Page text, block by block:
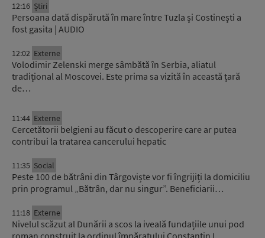
12:16 Știri
Persoana dată dispărută în mare între Tuzla și Costinești a
fost gasita | AUDIO
12:02 Externe
Volodimir Zelenski merge sâmbătă în Serbia, aliatul
tradițional al Moscovei. Este prima sa vizită în această țară
de…
11:44 Externe
Cercetătorii belgieni au făcut o descoperire care ar putea
contribui la tratarea cancerului hepatic
11:35 Social
Peste 100 de bătrâni din Târgoviște vor fi îngrijiți la domiciliu
prin programul „Bătrân, dar nu singur”. Beneficiarii…
11:18 Externe
Nivelul scăzut al Dunării a scos la iveală fundațiile unui pod